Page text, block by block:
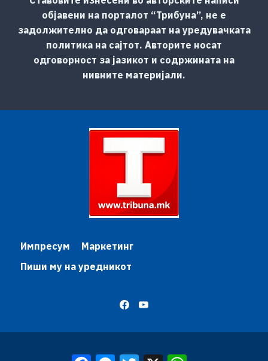
објавени на порталот “Трибуна”, не е
задолжително да одговараат на уредувачката
политика на сајтот. Авторите носат
одговорност за јазикот и содржината на
нивните материјали.
Импресум
Маркетинг
Пиши му на уредникот